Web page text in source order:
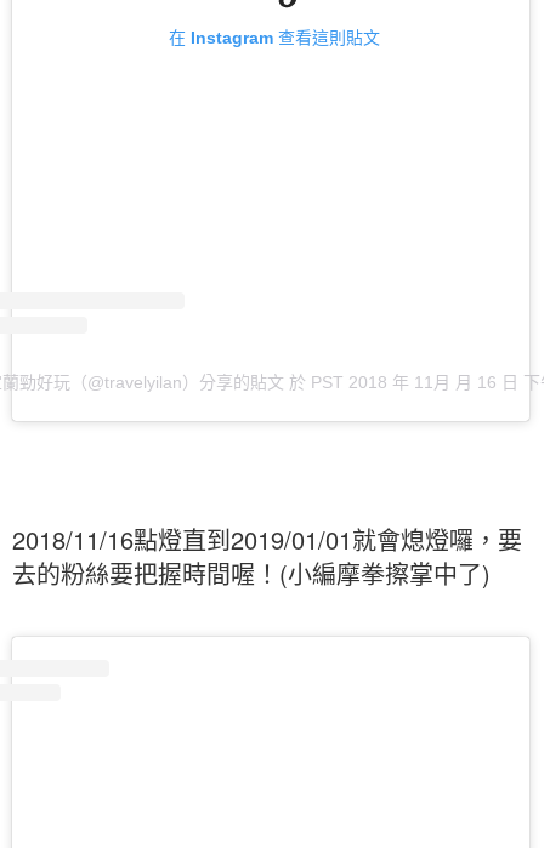
在 Instagram 查看這則貼文
勁好玩（@travelyilan）分享的貼文 於 PST 2018 年 11月 月 16 日
2018/11/16點燈直到2019/01/01就會熄燈囉，要
去的粉絲要把握時間喔！(小編摩拳擦掌中了)